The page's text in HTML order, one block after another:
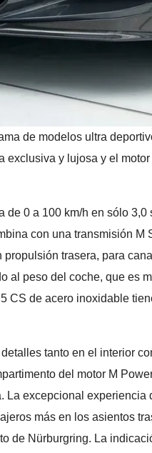
de modelos ultra
y lujosa y el
0 a 100 km/h en sólo
con una transmisión
trasera, para
peso del coche, que es
CS de acero inoxidable
tanto en el interior
del motor M
excepcional
más en los asientos
de Nürburgring. La